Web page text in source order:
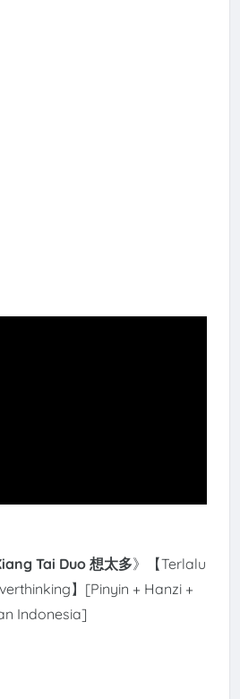
Tai Duo 想太多》【Terlalu
】[Pinyin + Hanzi +
Indonesia]